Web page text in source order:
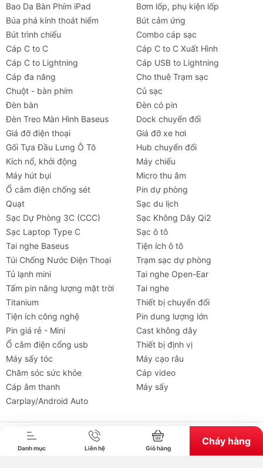
Tai nghe Máy chiếu Cho thuê
Danh mục Liên hệ Giỏ hàng
Cháy hàng
AC Output
(x3)
Pure Sine Wave, tổng 800W
(Surge 1600W), 230V ~
50Hz/60Hz
DC Output 12.6V, 10A/3A/3A, 126W Max
USB-A
Output (x3)
5V, 2.4A, 12W Max (mỗi cổng)
USB-C
Output (x1)
5/9/12/15/20V 5A, 100W Max
DC5521
Output (x2)
12.6V, 3A, 36W Max (mỗi cổng)
Điều khiển
qua ứng
dụng
Wi-Fi, Bluetooth
Nhiệt độ
hoạt động
-10°C đến 45°C (Tối ưu: 20°C
đến 30°C)
Kích thước 270 x 260 x 226mm
Trọng
lượng
Bảo hành
Lưu ý & Phụ kiện
Delta/River cho thị trường Châu Á - Thái Bình
Dương (bao gồm Việt Nam) sẽ có sự điều chỉnh về
phụ kiện đi kèm từ tháng 7/2025. Phụ kiện đóng gói
Bao Da Bàn Phím iPad
Bơm lốp, phụ kiện lốp
Búa phá kính thoát hiểm
Bút cảm ứng
Bút trình chiếu
Combo cáp sạc
Cáp C to C
Cáp C to C Xuất Hình
Cáp C to Lightning
Cáp USB to Lightning
Cáp đa năng
Cho thuê Trạm sạc
Chuột - bàn phím
Củ sạc
Đèn bàn
Đèn có pin
Đèn Treo Màn Hình Baseus
Dock chuyển đổi
Giá đỡ điện thoại
Giá đỡ xe hơi
Gối Tựa Đầu Lưng Ô Tô
Hub chuyển đổi
Kích nổ, khởi động
Máy chiếu
Máy hút bụi
Micro thu âm
Ổ cắm điện chống sét
Pin dự phòng
Quạt
Sạc du lịch
Sạc Dự Phòng 3C (CCC)
Sạc Không Dây Qi2
Sạc Laptop Type C
Sạc ô tô
Tai nghe Baseus
Tiện ích ô tô
Túi Chống Nước Điện Thoại
Trạm sạc dự phòng
Tủ lạnh mini
Tai nghe Open-Ear
Tấm pin năng lượng mặt trời
Tai nghe
Titanium
Thiết bị chuyển đổi
Tiện ích công nghệ
Pin dung lượng lớn
Pin giá rẻ - Mini
Cast không dây
Ổ cắm điện cổng usb
Thiết bị định vị
Máy sấy tóc
Máy cạo râu
Chăm sóc sức khỏe
Cáp video
Cáp âm thanh
Máy sấy
Carplay/Android Auto
Bản quyền thuộc về chube.vn. Cung cấp bởi Sapo.